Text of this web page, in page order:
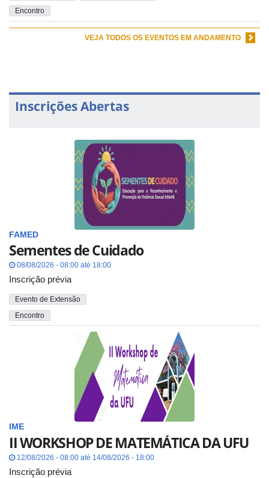
Encontro
VEJA TODOS OS EVENTOS EM ANDAMENTO
Inscrições Abertas
FAMED
Sementes de Cuidado
08/08/2026 - 08:00 até 18:00
Inscrição prévia
Evento de Extensão
Encontro
IME
II WORKSHOP DE MATEMÁTICA DA UFU
12/08/2026 - 08:00 até 14/08/2026 - 18:00
Inscrição prévia